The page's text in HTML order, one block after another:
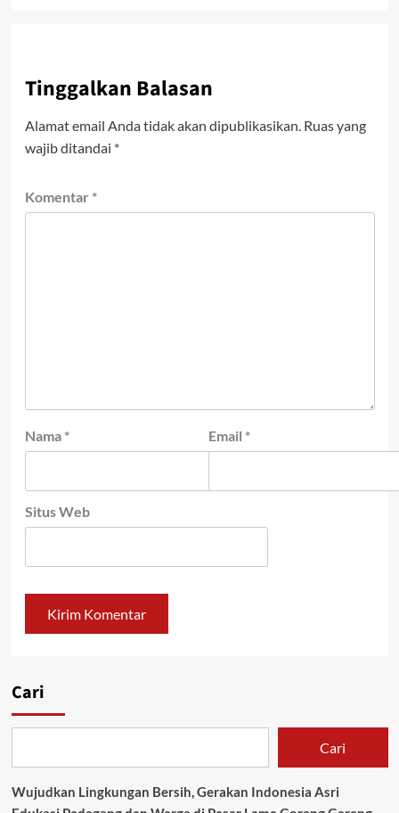
Tinggalkan Balasan
Alamat email Anda tidak akan dipublikasikan. Ruas yang
wajib ditandai *
Komentar *
Nama * Email *
Situs Web
Cari
Cari
Wujudkan Lingkungan Bersih, Gerakan Indonesia Asri